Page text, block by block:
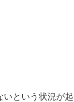
という状況が起